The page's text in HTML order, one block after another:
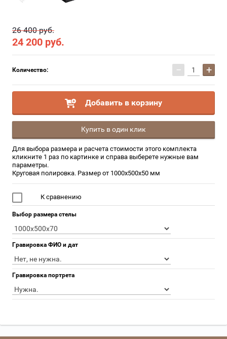
26 400 руб.
24 200 руб.
Количество: − +
Добавить в корзину
Купить в один клик
Для выбора размера и расчета стоимости этого комплекта
кликните 1 раз по картинке и справа выберете нужные вам
параметры.
Круговая полировка. Размер от 1000х500х50 мм
К сравнению
Выбор размера стелы
Гравировка ФИО и дат
Гравировка портрета